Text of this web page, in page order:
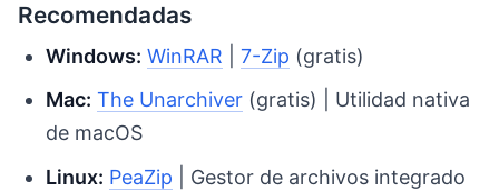
Recomendadas
Windows: WinRAR |7-Zip (gratis)
Mac: The Unarchiver (gratis) | Utilidad nativa
de macOS
Linux: PeaZip | Gestor de archivos integrado